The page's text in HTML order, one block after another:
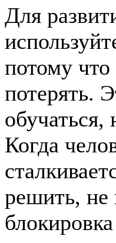
Для
потому что
потерять.
обучаться,
Когда
решить, не